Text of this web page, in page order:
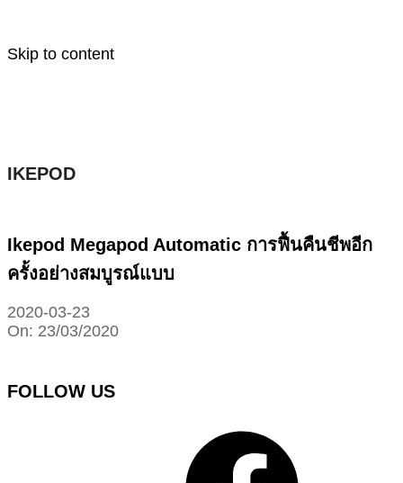
Skip to content
IKEPOD
Ikepod Megapod Automatic การฟื้นคืนชีพอีก
ครั้งอย่างสมบูรณ์แบบ
2020-03-23
On: 23/03/2020
FOLLOW US